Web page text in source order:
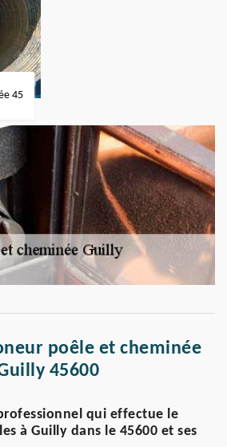
45
poêle et cheminée
45600
qui effectue le
à Guilly dans le 45600 et ses